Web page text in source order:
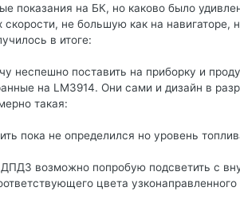
показания на БК, но каково было
скорости, не большую как на
в итоге:
неспешно поставить на приборку и
на LM3914. Они сами и дизайн в
такая:
пока не определился но уровень
возможно попробую подсветить с
цвета узконаправленного